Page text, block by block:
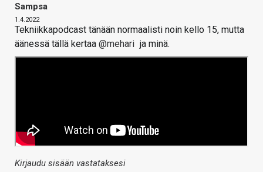
Sampsa
1.4.2022
Tekniikkapodcast tänään normaalisti noin kello 15, mutta
äänessä tällä kertaa @mehari ja minä.
Kirjaudu sisään vastataksesi